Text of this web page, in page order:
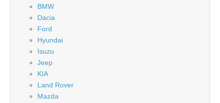
BMW
Dacia
Ford
Hyundai
Isuzu
Jeep
KIA
Land Rover
Mazda